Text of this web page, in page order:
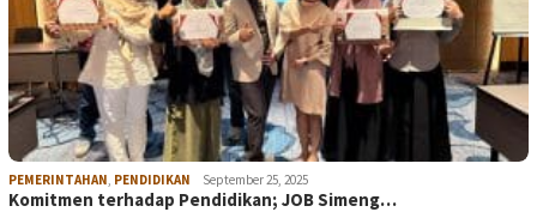
PEMERINTAHAN PENDIDIKAN September 25, 2025
Komitmen terhadap Pendidikan; JOB Simeng…